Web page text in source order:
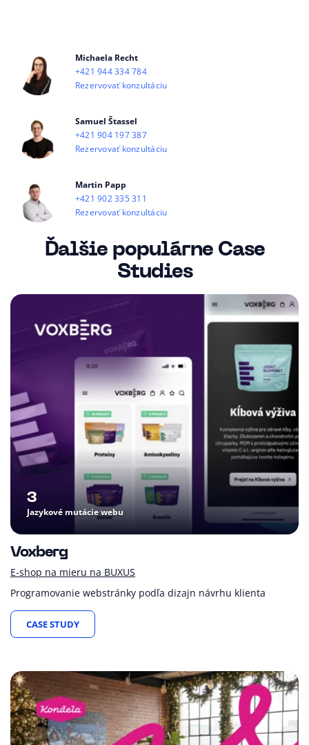
Michaela Recht
+421 944 334 784
Rezervovať konzultáciu
Samuel Štassel
+421 904 197 387
Rezervovať konzultáciu
Martin Papp
+421 902 335 311
Rezervovať konzultáciu
Ďalšie populárne Case
Studies
Jazykové mutácie webu
3
Voxberg
E-shop na mieru na BUXUS
Programovanie webstránky podľa dizajn návrhu klienta
CASE STUDY